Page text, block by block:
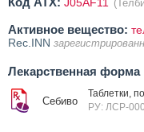
J05AF11
Активное вещество:
Rec.INN
Лекарственная форма
Себиво
Таблетки,
РУ: ЛСР-